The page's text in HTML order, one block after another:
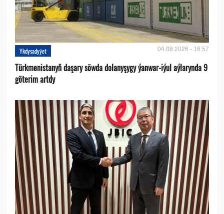
Ykdysadyýet 04.08.2026 - 16:57
Türkmenistanyň daşary söwda dolanyşygy ýanwar-iýul aýlarynda 9
göterim artdy